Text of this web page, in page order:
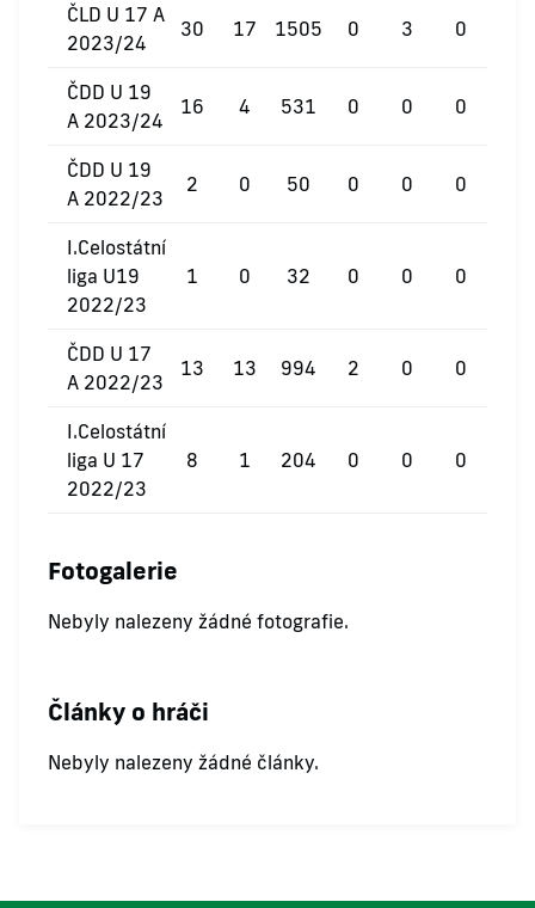
ČLD U 17 A
2023/24
30 17 1505 0 3 0
ČDD U 19
A 2023/24
16 4 531 0 0 0
ČDD U 19
A 2022/23
2 0 50 0 0 0
I.Celostátní
liga U19
2022/23
1 0 32 0 0 0
ČDD U 17
A 2022/23
13 13 994 2 0 0
I.Celostátní
liga U 17
2022/23
8 1 204 0 0 0
Fotogalerie
Nebyly nalezeny žádné fotografie.
Články o hráči
Nebyly nalezeny žádné články.